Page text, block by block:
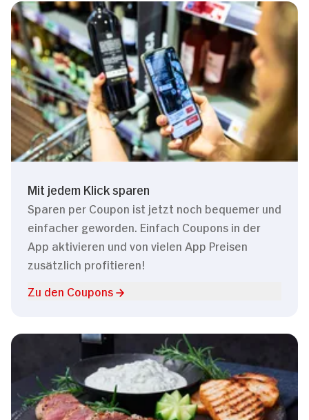
Mit jedem Klick sparen
Sparen per Coupon ist jetzt noch bequemer und
einfacher geworden. Einfach Coupons in der
App aktivieren und von vielen App Preisen
zusätzlich profitieren!
Zu den Coupons